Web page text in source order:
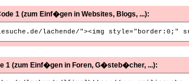
1 (zum Einf�gen in Websites, Blogs, ...):
1 (zum Einf�gen in Foren, G�steb�cher, ...):